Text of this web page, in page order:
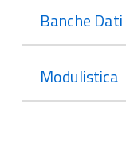
Banche Dati
Modulistica